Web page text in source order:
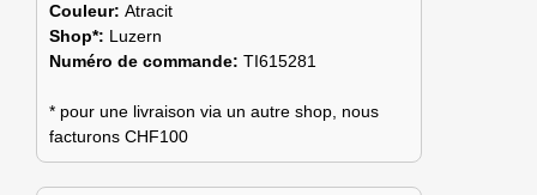
Couleur: Atracit
Shop*: Luzern
Numéro de commande: TI615281
* pour une livraison via un autre shop, nous
facturons CHF100